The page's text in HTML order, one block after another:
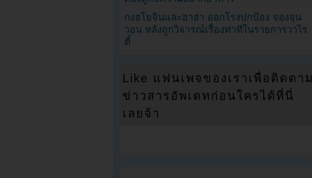
กงฮโยจินและฮาฮ่า ออกโรงปกป้อง จองจุน
วอน หลังถูกวิจารณ์เรื่องท่าทีในรายการวาไร
ตี้
Like แฟนเพจของเราเพื่อติดตาม
ข่าวสารอัพเดทก่อนใครได้ที่นี่
เลยจ้า